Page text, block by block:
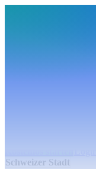
Schweizer Stadt